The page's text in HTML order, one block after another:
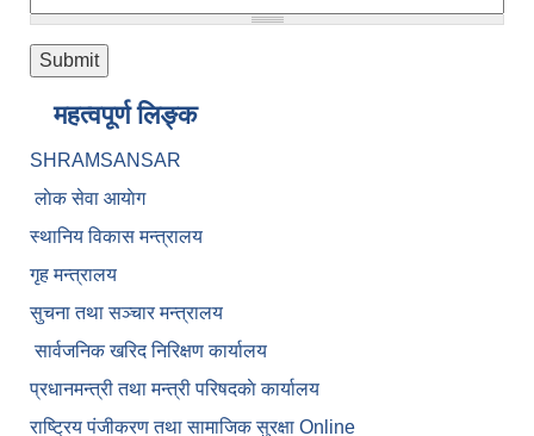
महत्वपूर्ण लिङ्क
SHRAMSANSAR
लाेक सेवा आयाेग
स्थानिय विकास मन्त्रालय
गृह मन्त्रालय
सुचना तथा सञ्चार मन्त्रालय
सार्वजनिक खरिद निरिक्षण कार्यालय
प्रधानमन्त्री तथा मन्त्री परिषदकाे कार्यालय
राष्ट्रिय पंजीकरण तथा सामाजिक सुरक्षा Online